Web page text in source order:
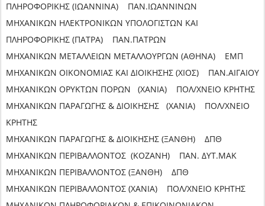
ΠΛΗΡΟΦΟΡΙΚΗΣ (ΙΩΑΝΝΙΝΑ) ΠΑΝ.ΙΩΑΝΝΙΝΩΝ
ΜΗΧΑΝΙΚΩΝ ΗΛΕΚΤΡΟΝΙΚΩΝ ΥΠΟΛΟΓΙΣΤΩΝ ΚΑΙ
ΠΛΗΡΟΦΟΡΙΚΗΣ (ΠΑΤΡΑ) ΠΑΝ.ΠΑΤΡΩΝ
ΜΗΧΑΝΙΚΩΝ ΜΕΤΑΛΛΕΙΩΝ ΜΕΤΑΛΛΟΥΡΓΩΝ (ΑΘΗΝΑ) ΕΜΠ
ΜΗΧΑΝΙΚΩΝ ΟΙΚΟΝΟΜΙΑΣ ΚΑΙ ΔΙΟΙΚΗΣΗΣ (ΧΙΟΣ) ΠΑΝ.ΑΙΓΑΙΟΥ
ΜΗΧΑΝΙΚΩΝ ΟΡΥΚΤΩΝ ΠΟΡΩΝ (ΧΑΝΙΑ) ΠΟΛ/ΧΝΕΙΟ ΚΡΗΤΗΣ
ΜΗΧΑΝΙΚΩΝ ΠΑΡΑΓΩΓΗΣ & ΔΙΟΙΚΗΣΗΣ (ΧΑΝΙΑ) ΠΟΛ/ΧΝΕΙΟ
ΚΡΗΤΗΣ
ΜΗΧΑΝΙΚΩΝ ΠΑΡΑΓΩΓΗΣ & ΔΙΟΙΚΗΣΗΣ (ΞΑΝΘΗ) ΔΠΘ
ΜΗΧΑΝΙΚΩΝ ΠΕΡΙΒΑΛΛΟΝΤΟΣ (ΚΟΖΑΝΗ) ΠΑΝ. ΔΥΤ.ΜΑΚ
ΜΗΧΑΝΙΚΩΝ ΠΕΡΙΒΑΛΛΟΝΤΟΣ (ΞΑΝΘΗ) ΔΠΘ
ΜΗΧΑΝΙΚΩΝ ΠΕΡΙΒΑΛΛΟΝΤΟΣ (ΧΑΝΙΑ) ΠΟΛ/ΧΝΕΙΟ ΚΡΗΤΗΣ